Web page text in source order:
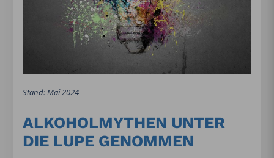
Stand: Mai 2024
ALKOHOLMYTHEN UNTER
DIE LUPE GENOMMEN